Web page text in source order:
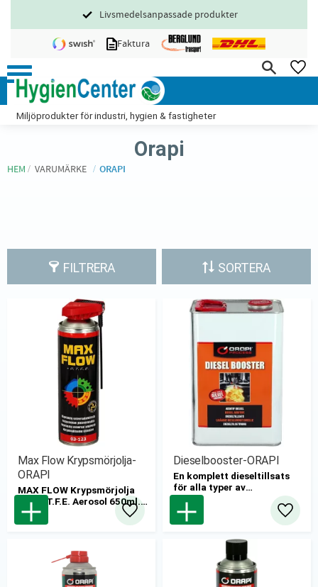
Meny
Livsmedelsanpassade produkter
Faktura
Miljöprodukter för industri, hygien & fastigheter
Orapi
HEM VARUMÄRKE ORAPI
FILTRERA SORTERA
Max Flow Krypsmörjolja-
ORAPI
MAX FLOW Krypsmörjolja
med P.T.F.E. Aerosol 650ml.
Smart Nozzle.
12st/kartong
Lägg till i favoriter
Dieselbooster-ORAPI
En komplett dieseltillsats
för alla typer av
dieselmotorer. Den rengör
och smörjer hela
bränslesystemet och den
alger i tanken.
Lägg